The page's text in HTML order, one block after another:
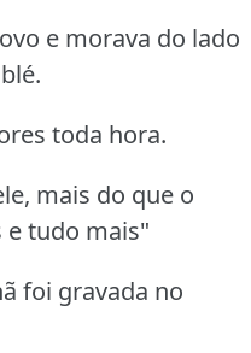
e morava do lado
toda hora.
mais do que o
tudo mais"
foi gravada no